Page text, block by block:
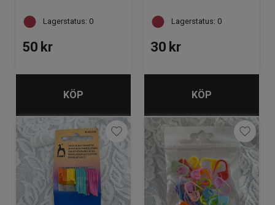
Lagerstatus: 0
50 kr
KÖP
Lagerstatus: 0
30 kr
KÖP